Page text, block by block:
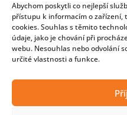
Abychom poskytli co nejlepší
přístupu k informacím o zařízení,
cookies. Souhlas s těmito
údaje, jako je chování při
webu. Nesouhlas nebo odvolání
určité vlastnosti a funkce.